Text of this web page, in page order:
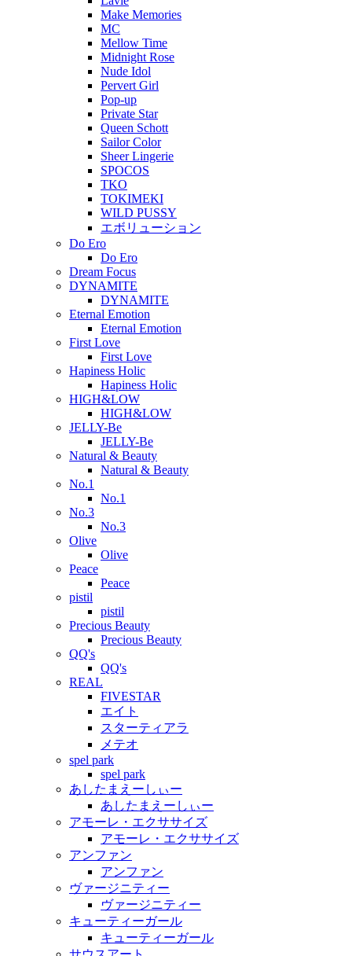
Make Memories
MC
Mellow Time
Midnight Rose
Nude Idol
Pervert Girl
Pop-up
Private Star
Queen Schott
Sailor Color
Sheer Lingerie
SPOCOS
TKO
TOKIMEKI
WILD PUSSY
エボリューション
Do Ero
Do Ero
Dream Focus
DYNAMITE
DYNAMITE
Eternal Emotion
Eternal Emotion
First Love
First Love
Hapiness Holic
Hapiness Holic
HIGH&LOW
HIGH&LOW
JELLY-Be
JELLY-Be
Natural & Beauty
Natural & Beauty
No.1
No.1
No.3
No.3
Olive
Olive
Peace
Peace
pistil
pistil
Precious Beauty
Precious Beauty
QQ's
QQ's
REAL
FIVESTAR
エイト
スターティアラ
メテオ
spel park
spel park
あしたまえーしぃー
あしたまえーしぃー
アモーレ・エクササイズ
アモーレ・エクササイズ
アンファン
アンファン
ヴァージニティー
ヴァージニティー
キューティーガール
キューティーガール